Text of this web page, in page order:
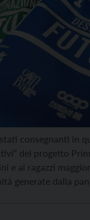
consegnanti in
del progetto
e ai ragazzi
generate dalla